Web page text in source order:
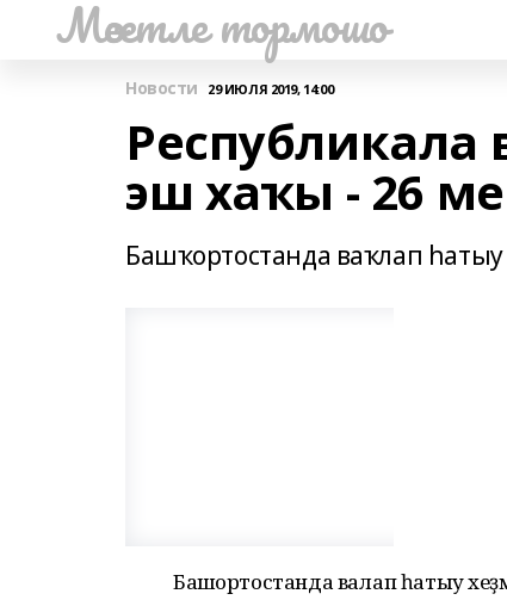
Мәсетле тормошо
Новости 29 ИЮЛЯ 2019, 14:00
Республикала
эш хаҡы - 26
Башҡортостанда ваҡлап
Башҡортостанда ваҡлап һатыу